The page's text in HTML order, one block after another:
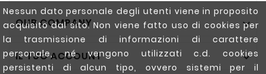
Nessun dato personale degli utenti viene in proposito
acquisito dal sito. Non viene fatto uso di cookies per
la trasmissione di informazioni di carattere
personale, né vengono utilizzati c.d. cookies
persistenti di alcun tipo, ovvero sistemi per il
OUR COMPANY 
IL TUO ACCOUNT 